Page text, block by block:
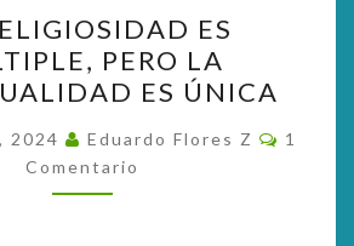
RELIGIOSIDAD
ES
MÚLTIPLE,
PERO
LA
ESPIRITUALIDAD
ES
PERO LA
ES ÚNICA
2024 Eduardo Flores Z
1
Comentario